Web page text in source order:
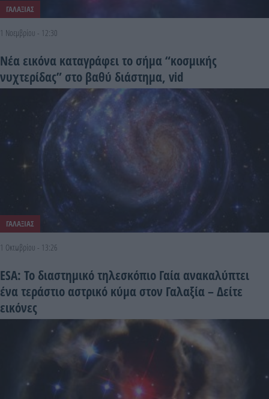
ΓΑΛΑΞΙΑΣ
1 Νοεμβρίου - 12:30
Νέα εικόνα καταγράφει το σήμα “κοσμικής
νυχτερίδας” στο βαθύ διάστημα, vid
ΓΑΛΑΞΙΑΣ
1 Οκτωβρίου - 13:26
ESA: Το διαστημικό τηλεσκόπιο Γαία ανακαλύπτει
ένα τεράστιο αστρικό κύμα στον Γαλαξία – Δείτε
εικόνες